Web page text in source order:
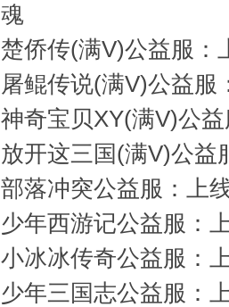
魂
楚侨传(满V)公益服：
屠鲲传说(满V)公益服
神奇宝贝XY(满V)公
放开这三国(满V)公益
部落冲突公益服：上
少年西游记公益服：
小冰冰传奇公益服：
少年三国志公益服：